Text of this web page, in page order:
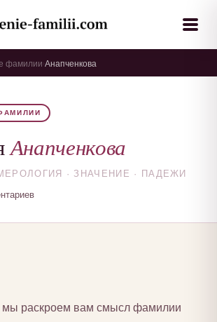
фамилии Анапченкова
Анапченкова
· ЗНАЧЕНИЕ · ПАДЕЖИ
мы раскроем вам смысл фамилии